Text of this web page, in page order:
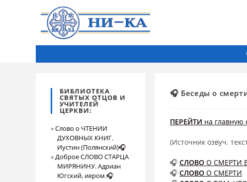
🎧 Беседы о
ПЕРЕЙТИ на главную
(Источник озвуч.
🎧 СЛОВО О СМЕРТИ
🎧 СЛОВО О СМЕРТИ
БИБЛИОТЕКА
СВЯТЫХ ОТЦОВ И
УЧИТЕЛЕЙ
ЦЕРКВИ:
Слово о ЧТЕНИИ
ДУХОВНЫХ КНИГ.
Иустин (Полянский)🎧
Доброе СЛОВО СТАРЦА
МИРЯНИНУ. Адриан
Югский, иером.🎧